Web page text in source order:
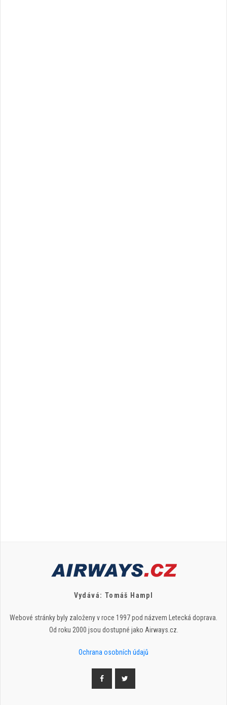
Vydává: Tomáš Hampl
Webové stránky byly založeny v roce 1997 pod názvem Letecká doprava.
Od roku 2000 jsou dostupné jako Airways.cz.
Ochrana osobních údajů